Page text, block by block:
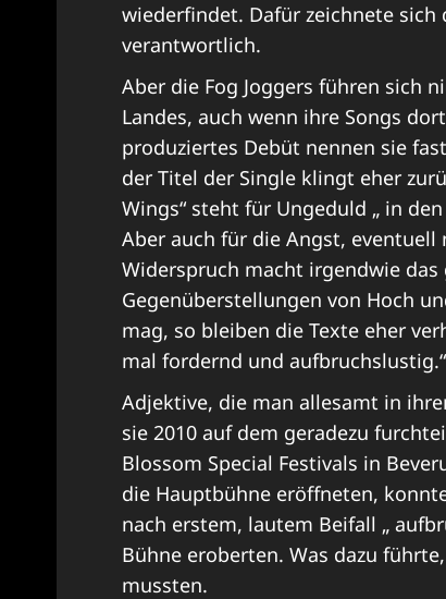
wiederfindet. Dafür zeichnete
verantwortlich.
Aber die Fog Joggers führen sich
Landes, auch wenn ihre Songs
produziertes Debüt nennen sie fast
der Titel der Single klingt eher
Wings“ steht für Ungeduld „ in
Aber auch für die Angst,
Widerspruch macht irgendwie
Gegenüberstellungen von Hoch
mag, so bleiben die Texte eher
mal fordernd und aufbruchslustig.“
Adjektive, die man allesamt in
sie 2010 auf dem geradezu
Blossom Special Festivals in
die Hauptbühne eröffneten, konnte
nach erstem, lautem Beifall „
Bühne eroberten. Was dazu
mussten.